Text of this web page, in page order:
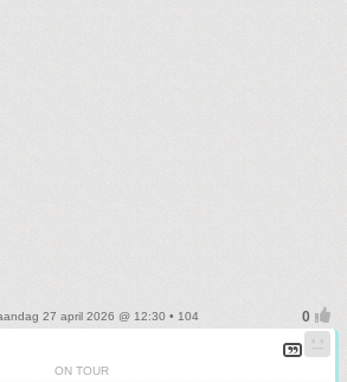
27 april 2026 @ 12:30 • 104
ON TOUR